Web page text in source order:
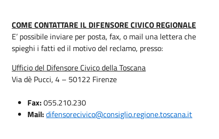
COME CONTATTARE IL DIFENSORE CIVICO REGIONALE
E’ possibile inviare per posta, fax, o mail una lettera che
spieghi i fatti ed il motivo del reclamo, presso:
Ufficio del Difensore Civico della Toscana
Via dè Pucci, 4 – 50122 Firenze
Fax:055.210.230
Mail:difensorecivico@consiglio.regione.toscana.it